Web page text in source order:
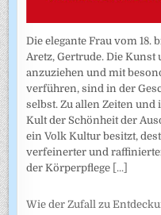
Die elegante Frau vom
Aretz, Gertrude. Die Kunst
anzuziehen und mit
verführen, sind in der
selbst. Zu allen Zeiten
Kult der Schönheit der
ein Volk Kultur besitzt,
verfeinerter und
der Körperpflege [...]
Wie der Zufall zu